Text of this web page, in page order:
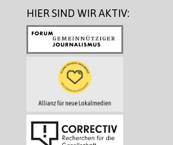
HIER SIND WIR AKTIV: